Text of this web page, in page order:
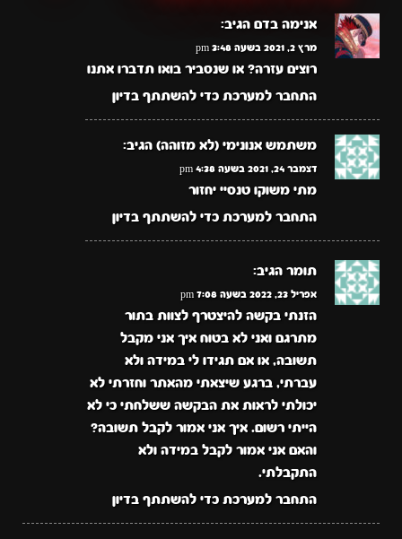
אנימה בדם הגיב:
מרץ 2, 2021 בשעה 3:48 pm
רוצים עזרה? או שנסביר בואו תדברו אתנו
התחבר למערכת כדי להשתתף בדיון
משתמש אנונימי (לא מזוהה) הגיב:
דצמבר 24, 2021 בשעה 4:38 pm
מתי משוקו טנסיי יחזור
התחבר למערכת כדי להשתתף בדיון
תומר הגיב:
אפריל 23, 2022 בשעה 7:08 pm
הזנתי בקשה להיצטרף לצוות בתור
מתרגם ואני לא בטוח איך אני מקבל
תשובה, או אם תגידו לי במידה ולא
עברתי, ברגע שיצאתי מהאתר וחזרתי לא
יכולתי לראות את הבקשה ששלחתי כי לא
הייתי רשום. איך אני אמור לקבל תשובה?
והאם אני אמור לקבל במידה ולא
התקבלתי.
התחבר למערכת כדי להשתתף בדיון